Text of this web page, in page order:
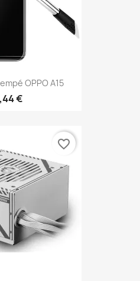
OPPO A15
€
favorite_border